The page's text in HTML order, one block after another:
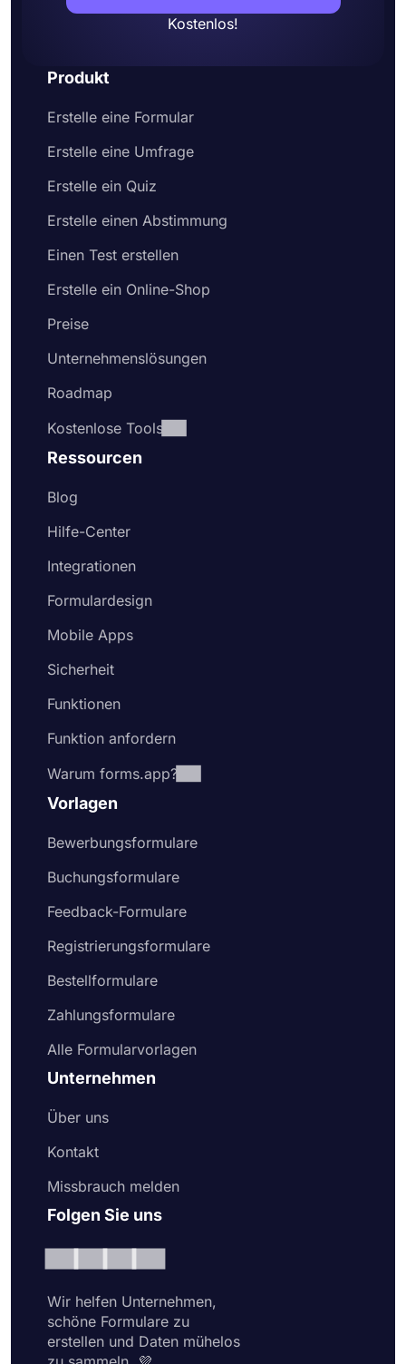
Kostenlos!
Produkt
Erstelle eine Formular
Erstelle eine Umfrage
Erstelle ein Quiz
Erstelle einen Abstimmung
Einen Test erstellen
Erstelle ein Online-Shop
Preise
Unternehmenslösungen
Roadmap
Kostenlose Tools
Ressourcen
Blog
Hilfe-Center
Integrationen
Formulardesign
Mobile Apps
Sicherheit
Funktionen
Funktion anfordern
Warum forms.app?
Vorlagen
Bewerbungsformulare
Buchungsformulare
Feedback-Formulare
Registrierungsformulare
Bestellformulare
Zahlungsformulare
Alle Formularvorlagen
Unternehmen
Über uns
Kontakt
Missbrauch melden
Folgen Sie uns
Wir helfen Unternehmen,
schöne Formulare zu
erstellen und Daten mühelos